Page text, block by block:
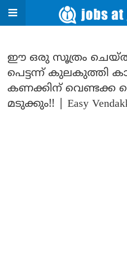
ഈ ഒരു സൂത്രം
പെട്ടന്ന് കുലകുത്തി
കണക്കിന് വെണ്ടക്ക
മടുക്കും!! | Easy